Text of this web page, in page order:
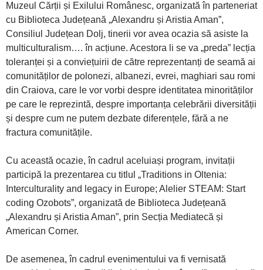
Muzeul Cărții și Exilului Românesc, organizată în parteneriat
cu Biblioteca Județeană „Alexandru și Aristia Aman”,
Consiliul Județean Dolj, tinerii vor avea ocazia să asiste la
multiculturalism…. în acțiune. Acestora li se va „preda” lecția
toleranței și a conviețuirii de către reprezentanți de seamă ai
comunităților de polonezi, albanezi, evrei, maghiari sau romi
din Craiova, care le vor vorbi despre identitatea minorităților
pe care le reprezintă, despre importanța celebrării diversității
și despre cum ne putem dezbate diferențele, fără a ne
fractura comunitățile.
Cu această ocazie, în cadrul aceluiași program, invitații
participă la prezentarea cu titlul „Traditions in Oltenia:
Interculturality and legacy in Europe; Alelier STEAM: Start
coding Ozobots”, organizată de Biblioteca Județeană
„Alexandru și Aristia Aman”, prin Secția Mediatecă și
American Corner.
De asemenea, în cadrul evenimentului va fi vernisată